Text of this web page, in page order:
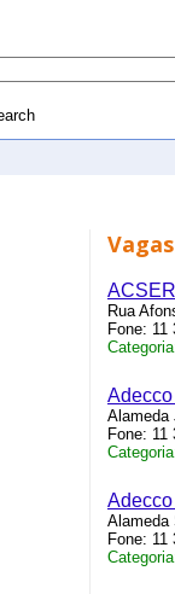
Rua
Fone: 11
Alameda
Fone: 11
Alameda
Fone: 11